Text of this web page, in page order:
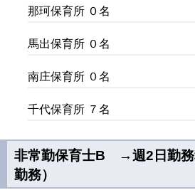
那珂保育所 ０名
馬出保育所 ０名
南庄保育所 ０名
千代保育所 ７名
非常勤保育士B →週2日勤務
勤務）